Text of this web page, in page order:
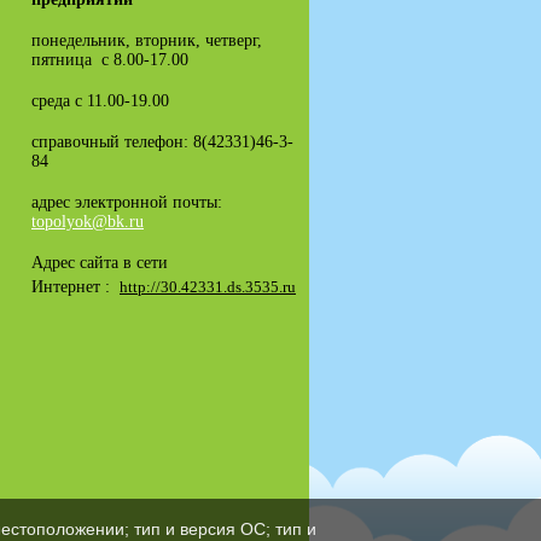
понедельник, вторник, четверг,
пятница с 8.00-17.00
среда с 11.00-19.00
справочный телефон: 8(42331)46-3-
84
адрес электронной почты:
topolyok@bk.ru
Адрес сайта в сети
Интернет : http://30.42331.ds.3535.ru
тип и версия ОС; тип и